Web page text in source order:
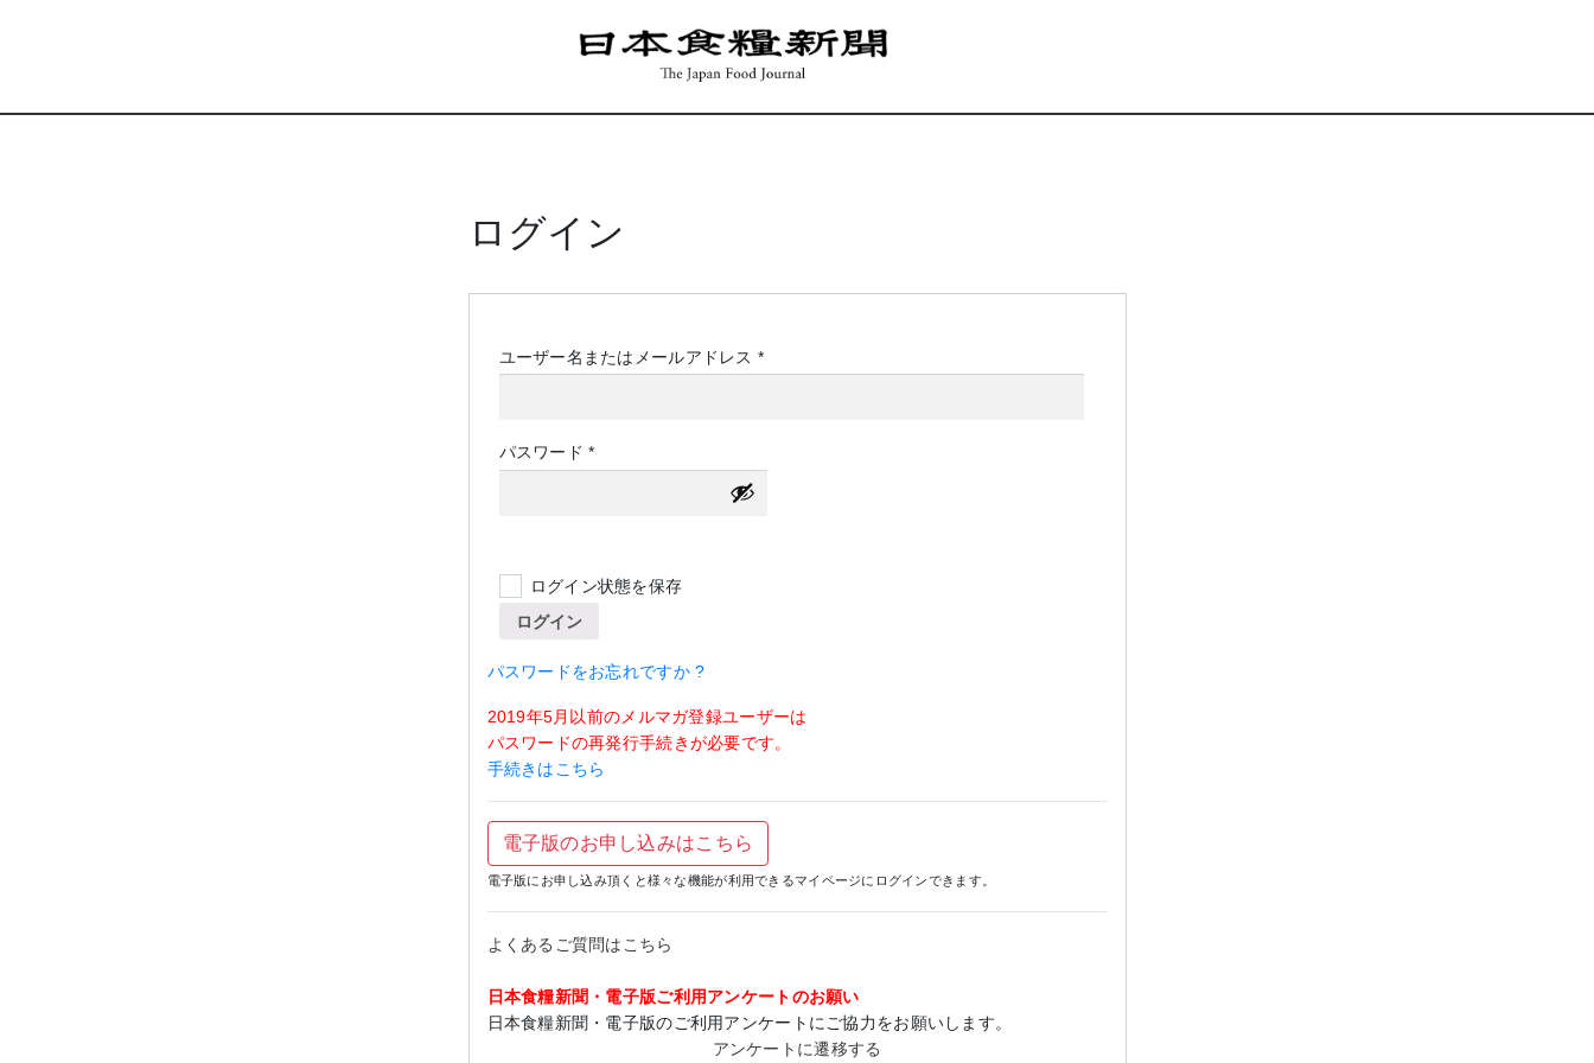
ログイン
ユーザー名またはメールアドレス *必
パスワード*必
須
ログイン状態を保存
ログイン
パスワードをお忘れですか ?
2019年5月以前のメルマガ登録ユーザーは
パスワードの再発行手続きが必要です。
手続きはこちら
電子版のお申し込みはこちら
電子版にお申し込み頂くと様々な機能が利用できるマイページにログインできます。
よくあるご質問はこちら
日本食糧新聞・電子版ご利用アンケートのお願い
日本食糧新聞・電子版のご利用アンケートにご協力をお願いします。
アンケートに遷移する